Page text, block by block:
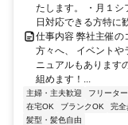
たします。 ・月１シ
日対応できる方特に
仕事内容 弊社主催の
方々へ、 イベントや
ニュアルもあります
組めます！...
主婦・主夫歓迎 フリータ
在宅OK
ブランクOK 完全
髪型・髪色自由